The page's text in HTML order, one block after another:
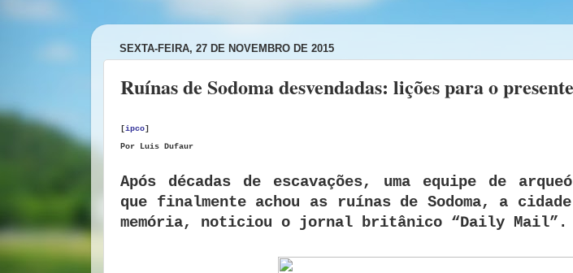
SEXTA-FEIRA, 27 DE NOVEMBRO DE 2015
Ruínas de Sodoma desvendadas: lições para o
[ipco]
Por
Luis Dufaur
Após décadas de escavações, uma equipe de
que finalmente achou as ruínas de Sodoma, a
memória, noticiou o jornal britânico “Daily Mail”.